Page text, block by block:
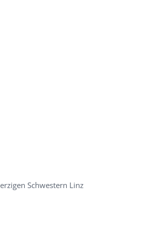
Schwestern Linz